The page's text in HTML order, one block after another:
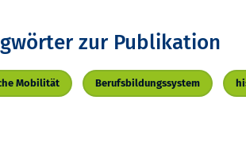
zur Publikation
Mobilität Berufsbildungssystem